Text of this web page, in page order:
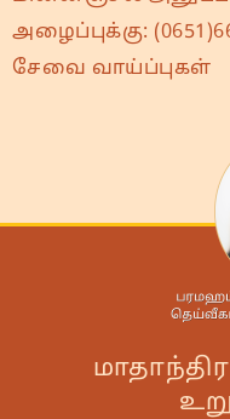
அழைப்புக்கு:
சேவை வாய்ப்புகள்